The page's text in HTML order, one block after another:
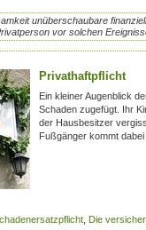
unüberschaubare
vor solchen
Privathaftpflicht
Ein kleiner Augenblick
Schaden zugefügt. Ihr
der Hausbesitzer
Fußgänger kommt dabei
Die